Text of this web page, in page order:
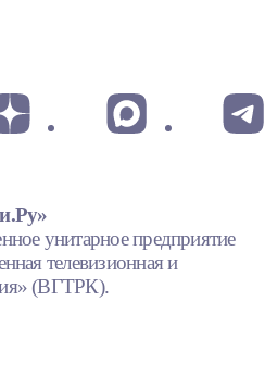
унитарное предприятие
телевизионная и
(ВГТРК).